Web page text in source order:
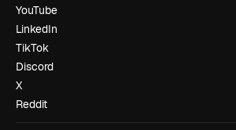
YouTube
LinkedIn
TikTok
Discord
X
Reddit